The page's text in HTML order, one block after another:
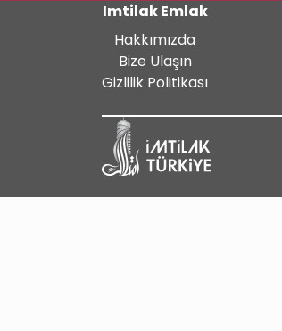
Imtilak Emlak
Hakkımızda
Bize Ulaşın
Gizlilik Politikası